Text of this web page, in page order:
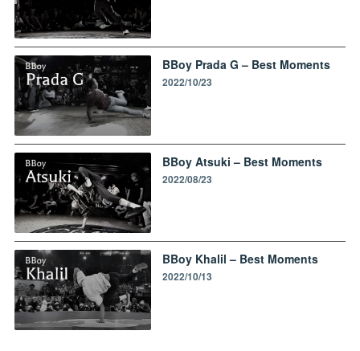
BBoy Prada G – Best Moments
2022/10/23
BBoy Atsuki – Best Moments
2022/08/23
BBoy Khalil – Best Moments
2022/10/13